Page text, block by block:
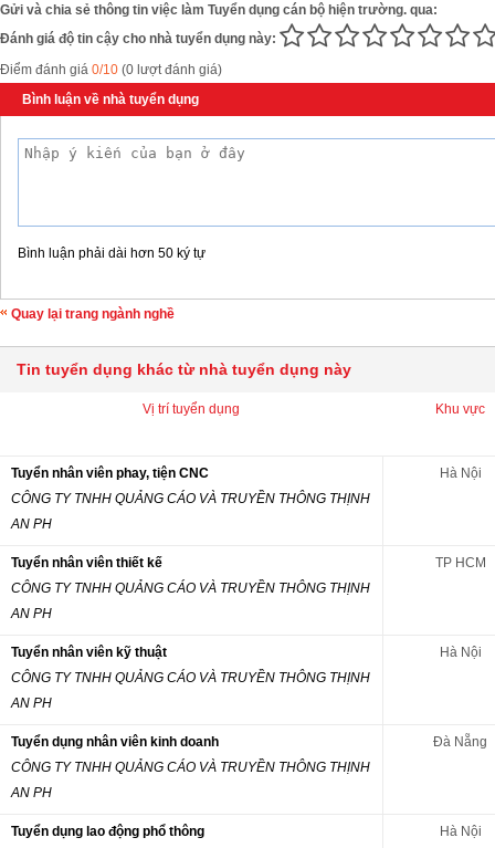
Gửi và chia sẻ thông tin việc làm Tuyển dụng cán bộ hiện trường. qua:
Đánh giá độ tin cậy cho nhà tuyển dụng này:
Điểm đánh giá 0/10 (0 lượt đánh giá)
Bình luận về nhà tuyển dụng
Bình luận phải dài hơn 50 ký tự
Quay lại trang ngành nghề
Tin tuyển dụng khác từ nhà tuyển dụng này
Vị trí tuyển dụng Khu vực
Tuyển nhân viên phay, tiện CNC
CÔNG TY TNHH QUẢNG CÁO VÀ TRUYỀN THÔNG THỊNH
AN PH
Hà Nội
Tuyển nhân viên thiết kế
CÔNG TY TNHH QUẢNG CÁO VÀ TRUYỀN THÔNG THỊNH
AN PH
TP HCM
Tuyển nhân viên kỹ thuật
CÔNG TY TNHH QUẢNG CÁO VÀ TRUYỀN THÔNG THỊNH
AN PH
Hà Nội
Tuyển dụng nhân viên kinh doanh
CÔNG TY TNHH QUẢNG CÁO VÀ TRUYỀN THÔNG THỊNH
AN PH
Đà Nẵng
Tuyển dụng lao động phổ thông Hà Nội